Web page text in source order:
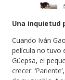
Una inquietud
Cuando Iván
película no tuvo
Güepsa, el
crecer.